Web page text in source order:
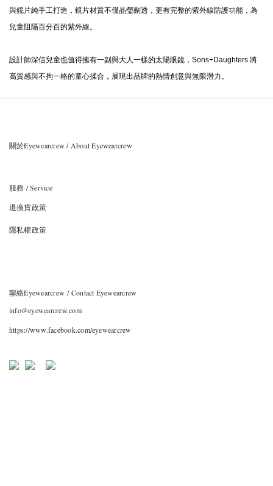
與鏡片純手工打造，鏡片材質不僅晶瑩剔透，更有完整的紫外線防護功能，為
兒童阻隔百分百的紫外線。
設計師深信兒童也值得擁有一副與大人一樣的太陽眼鏡，Sons+Daughters 將
高質感與不拘一格的童心揉合，展現出品牌的熱情創意與無限潛力。
關於Eyewearcrew / About Eyewearcrew
服務 / Service
退換貨政策
隱私權政策
聯絡Eyewearcrew / Contact Eyewearcrew
info@eyewearcrew.com
https://www.facebook.com/eyewearcrew